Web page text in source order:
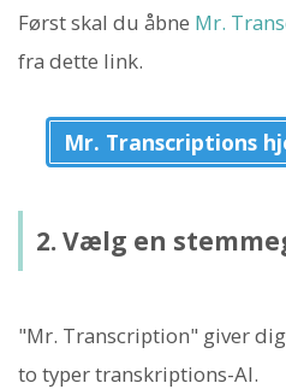
Først skal du åbne Mr.
fra dette link.
Mr. Transcriptions
2. Vælg en
"Mr. Transcription" giver
to typer transkriptions-AI.